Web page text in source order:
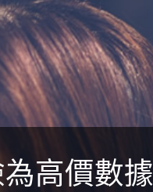
高價數據